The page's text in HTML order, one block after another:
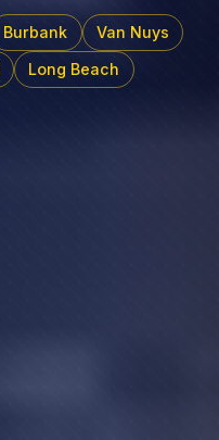
Burbank Van Nuys
Long Beach